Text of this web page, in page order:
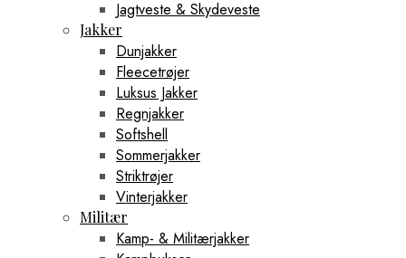
Jagtveste & Skydeveste
Jakker
Dunjakker
Fleecetrøjer
Luksus Jakker
Regnjakker
Softshell
Sommerjakker
Striktrøjer
Vinterjakker
Militær
Kamp- & Militærjakker